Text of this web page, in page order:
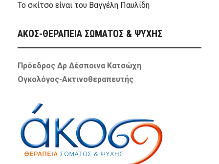
Το σκίτσο είναι του Βαγγέλη Παυλίδη
ΑΚΟΣ-ΘΕΡΑΠΕΙΑ ΣΩΜΑΤΟΣ & ΨΥΧΗΣ
Πρόεδρος Δρ Δέσποινα Κατσώχη
Ογκολόγος-Ακτινοθεραπευτής